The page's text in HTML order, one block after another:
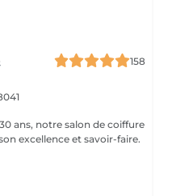
158
ans, notre salon de coiffure
excellence et savoir-faire.